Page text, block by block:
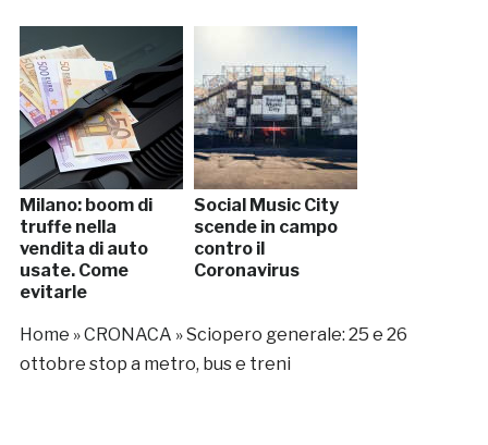
Milano: boom di
truffe nella
vendita di auto
usate. Come
evitarle
Social Music City
scende in campo
contro il
Coronavirus
Home »CRONACA »Sciopero generale: 25 e 26
ottobre stop a metro, bus e treni